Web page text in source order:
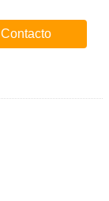
Contacto